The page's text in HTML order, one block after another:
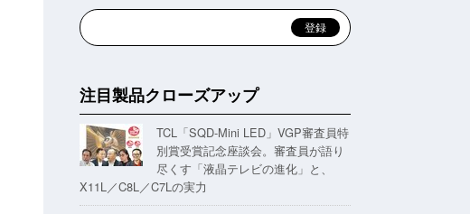
注目製品クローズアップ
TCL「SQD-Mini LED」VGP審査員特
別賞受賞記念座談会。審査員が語り
尽くす「液晶テレビの進化」と、
X11L／C8L／C7Lの実力